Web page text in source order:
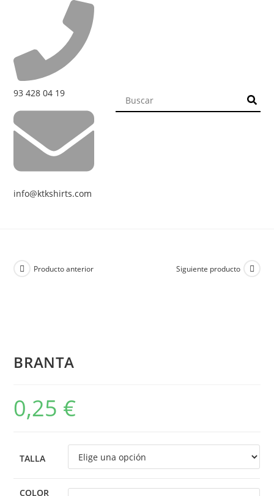
93 428 04 19
info@ktkshirts.com
Producto anterior Siguiente producto
BRANTA
0,25 €
TALLA
COLOR